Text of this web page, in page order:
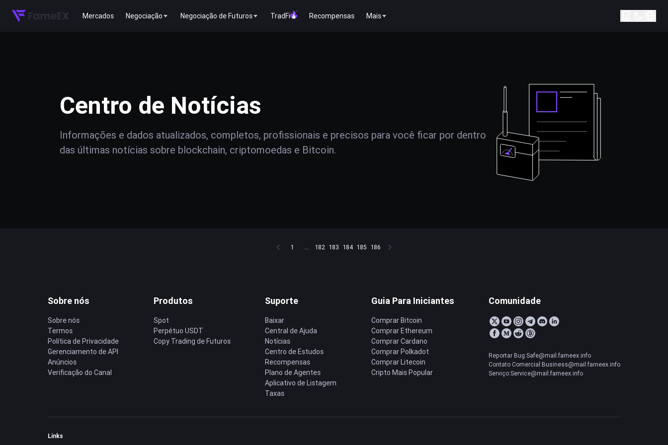
Mercados Negociação Negociação de Futuros TradFi Recompensas Mais
Centro de Notícias
Informações e dados atualizados, completos, profissionais e precisos para você ficar por dentro
das últimas notícias sobre blockchain, criptomoedas e Bitcoin.
1 ... 182 183 184 185 186
Sobre nós
Sobre nós
Termos
Política de Privacidade
Gerenciamento de API
Anúncios
Verificação do Canal
Produtos
Spot
Perpétuo USDT
Copy Trading de Futuros
Suporte
Baixar
Central de Ajuda
Notícias
Centro de Estudos
Recompensas
Plano de Agentes
Aplicativo de Listagem
Taxas
Guia Para Iniciantes
Comprar Bitcoin
Comprar Ethereum
Comprar Cardano
Comprar Polkadot
Comprar Litecoin
Cripto Mais Popular
Comunidade
Reportar Bug:Safe@mail.fameex.info
Contato Comercial:Business@mail.fameex.info
Serviço:Service@mail.fameex.info
Links